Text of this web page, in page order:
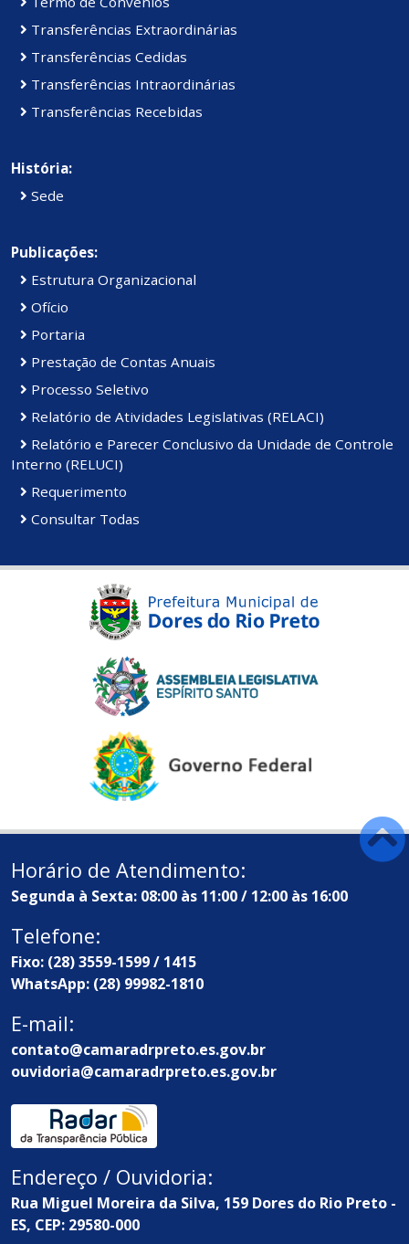
Transferências Extraordinárias
Transferências Cedidas
Transferências Intraordinárias
Transferências Recebidas
História:
Sede
Publicações:
Estrutura Organizacional
Ofício
Portaria
Prestação de Contas Anuais
Processo Seletivo
Relatório de Atividades Legislativas (RELACI)
Relatório e Parecer Conclusivo da Unidade de Controle
Interno (RELUCI)
Requerimento
Consultar Todas
Horário de Atendimento:
Segunda à Sexta: 08:00 às 11:00 / 12:00 às 16:00
Telefone:
Fixo: (28) 3559-1599 / 1415
WhatsApp: (28) 99982-1810
E-mail:
contato@camaradrpreto.es.gov.br
ouvidoria@camaradrpreto.es.gov.br
Endereço / Ouvidoria:
Rua Miguel Moreira da Silva, 159 Dores do Rio Preto -
ES, CEP: 29580-000